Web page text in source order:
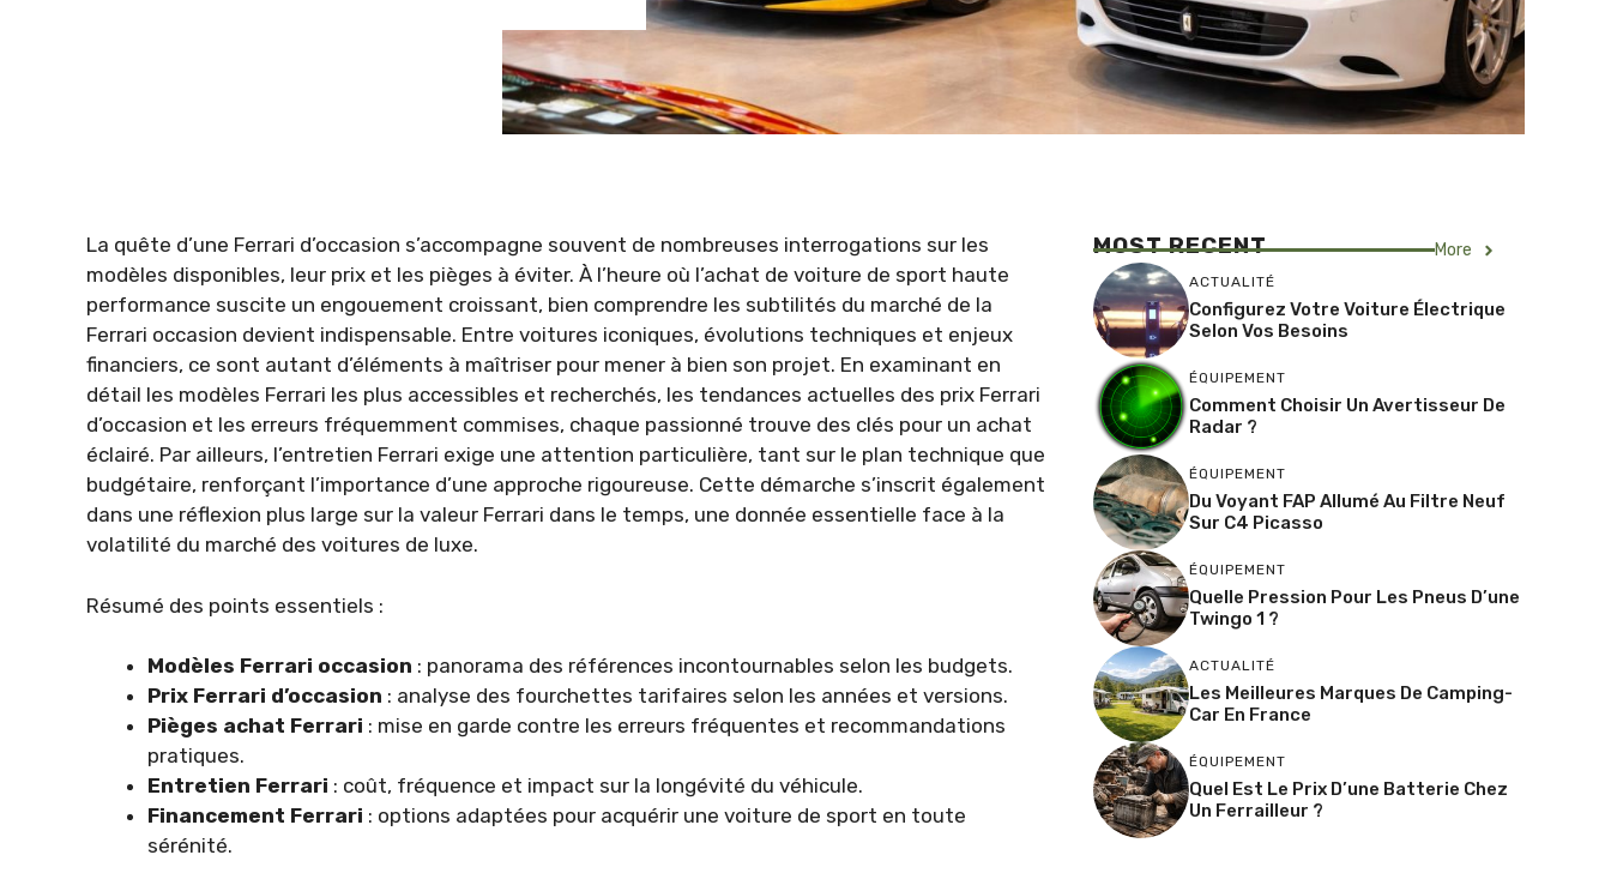
La quête d’une Ferrari d’occasion s’accompagne souvent de nombreuses interrogations sur les
modèles disponibles, leur prix et les pièges à éviter. À l’heure où l’achat de voiture de sport haute
performance suscite un engouement croissant, bien comprendre les subtilités du marché de la
Ferrari occasion devient indispensable. Entre voitures iconiques, évolutions techniques et enjeux
financiers, ce sont autant d’éléments à maîtriser pour mener à bien son projet. En examinant en
détail les modèles Ferrari les plus accessibles et recherchés, les tendances actuelles des prix Ferrari
d’occasion et les erreurs fréquemment commises, chaque passionné trouve des clés pour un achat
éclairé. Par ailleurs, l’entretien Ferrari exige une attention particulière, tant sur le plan technique que
budgétaire, renforçant l’importance d’une approche rigoureuse. Cette démarche s’inscrit également
dans une réflexion plus large sur la valeur Ferrari dans le temps, une donnée essentielle face à la
volatilité du marché des voitures de luxe.
Résumé des points essentiels :
Modèles Ferrari occasion : panorama des références incontournables selon les budgets.
Prix Ferrari d’occasion : analyse des fourchettes tarifaires selon les années et versions.
Pièges achat Ferrari : mise en garde contre les erreurs fréquentes et recommandations
pratiques.
Entretien Ferrari : coût, fréquence et impact sur la longévité du véhicule.
Financement Ferrari : options adaptées pour acquérir une voiture de sport en toute
sérénité.
MOST RECENT More
ACTUALITÉ
Configurez Votre Voiture Électrique
Selon Vos Besoins
ÉQUIPEMENT
Comment Choisir Un Avertisseur De
Radar ?
ÉQUIPEMENT
Du Voyant FAP Allumé Au Filtre Neuf
Sur C4 Picasso
ÉQUIPEMENT
Quelle Pression Pour Les Pneus D’une
Twingo 1 ?
ACTUALITÉ
Les Meilleures Marques De Camping-
Car En France
ÉQUIPEMENT
Quel Est Le Prix D’une Batterie Chez
Un Ferrailleur ?